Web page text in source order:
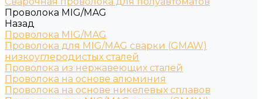
Проволока MIG/MAG
Назад
Проволока MIG/MAG
Проволока для MIG/MAG сварки (GMAW)
низкоуглеродистых сталей
Проволока из нержавеющих сталей
Проволока на основе алюминия
Проволока на основе никелевых сплавов